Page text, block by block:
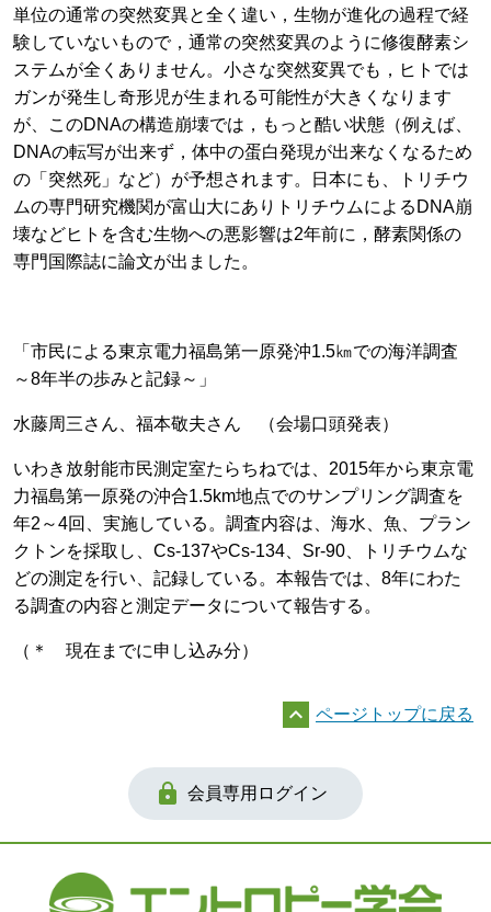
単位の通常の突然変異と全く違い，生物が進化の過程で経
験していないもので，通常の突然変異のように修復酵素シ
ステムが全くありません。小さな突然変異でも，ヒトでは
ガンが発生し奇形児が生まれる可能性が大きくなります
が、このDNAの構造崩壊では，もっと酷い状態（例えば、
DNAの転写が出来ず，体中の蛋白発現が出来なくなるため
の「突然死」など）が予想されます。日本にも、トリチウ
ムの専門研究機関が富山大にありトリチウムによるDNA崩
壊などヒトを含む生物への悪影響は2年前に，酵素関係の
専門国際誌に論文が出ました。
「市民による東京電力福島第一原発沖1.5㎞での海洋調査
～8年半の歩みと記録～」
水藤周三さん、福本敬夫さん （会場口頭発表）
いわき放射能市民測定室たらちねでは、2015年から東京電
力福島第一原発の沖合1.5km地点でのサンプリング調査を
年2～4回、実施している。調査内容は、海水、魚、プラン
クトンを採取し、Cs-137やCs-134、Sr-90、トリチウムな
どの測定を行い、記録している。本報告では、8年にわた
る調査の内容と測定データについて報告する。
（＊ 現在までに申し込み分）
 ページトップに戻る
 会員専用ログイン